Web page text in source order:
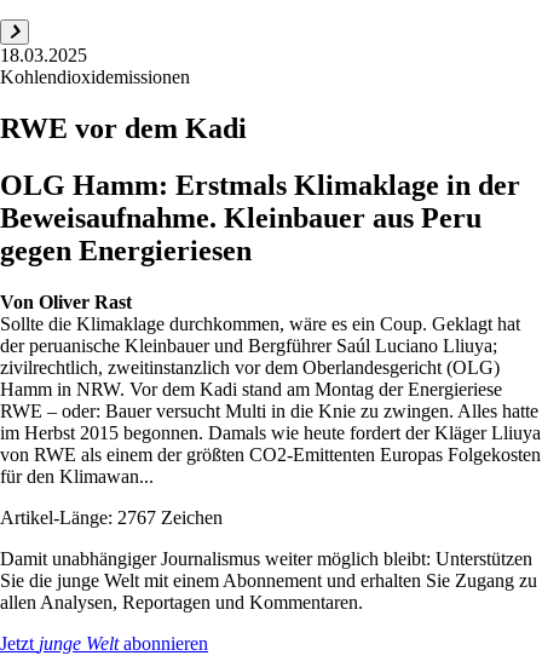
18.03.2025
Kohlendioxidemissionen
RWE vor dem Kadi
OLG Hamm: Erstmals Klimaklage in der
Beweisaufnahme. Kleinbauer aus Peru
gegen Energieriesen
Von Oliver Rast
Sollte die Klimaklage durchkommen, wäre es ein Coup. Geklagt hat
der peruanische Kleinbauer und Bergführer Saúl Luciano Lliuya;
zivilrechtlich, zweitinstanzlich vor dem Oberlandesgericht (OLG)
Hamm in NRW. Vor dem Kadi stand am Montag der Energieriese
RWE – oder: Bauer versucht Multi in die Knie zu zwingen. Alles hatte
im Herbst 2015 begonnen. Damals wie heute fordert der Kläger Lliuya
von RWE als einem der größten CO2-Emittenten Europas Folgekosten
für den Klimawan...
Artikel-Länge: 2767 Zeichen
Damit unabhängiger Journalismus weiter möglich bleibt: Unterstützen
Sie die junge Welt mit einem Abonnement und erhalten Sie Zugang zu
allen Analysen, Reportagen und Kommentaren.
Jetzt junge Weltabonnieren